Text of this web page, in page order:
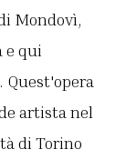
Mondovì,
e qui
artista nel
di Torino